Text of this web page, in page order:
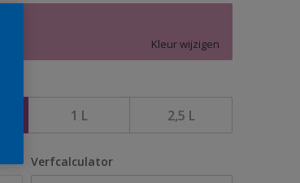
Kleur wijzigen
1 L 2,5 L
Verfcalculator